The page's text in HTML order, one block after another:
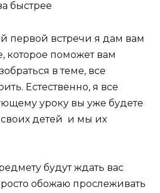
быстрее
первой встречи я дам вам
которое поможет вам
в теме, все
Естественно, я все
уроку вы уже будете
детей и мы их
будут ждать вас
обожаю прослеживать